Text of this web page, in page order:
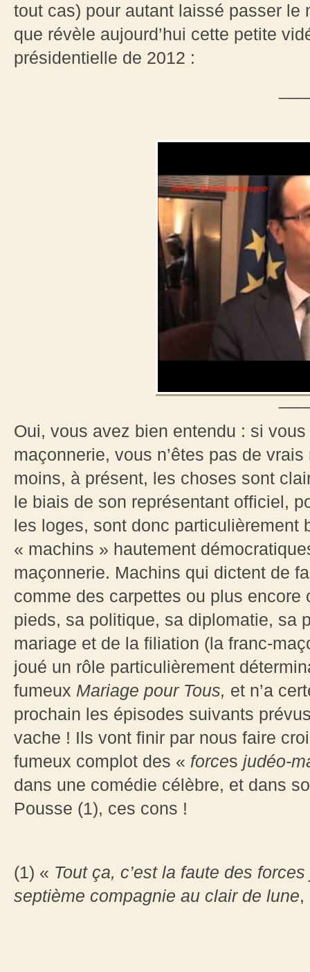
tout cas) pour autant laissé passer le
que révèle aujourd’hui cette petite
présidentielle de 2012 :
Oui, vous avez bien entendu : si
maçonnerie, vous n’êtes pas de
moins, à présent, les choses sont
le biais de son représentant officiel,
les loges, sont donc particulièrement
« machins » hautement
maçonnerie. Machins qui dictent de
comme des carpettes ou plus
pieds, sa politique, sa diplomatie, sa
mariage et de la filiation (la franc-
joué un rôle particulièrement
fumeux Mariage pour Tous, et n’a
prochain les épisodes suivants
vache ! Ils vont finir par nous faire
fumeux complot des « forces judéo-
dans une comédie célèbre, et dans
Pousse (1), ces cons !
(1) « Tout ça, c’est la faute des
septième compagnie au clair de lune,